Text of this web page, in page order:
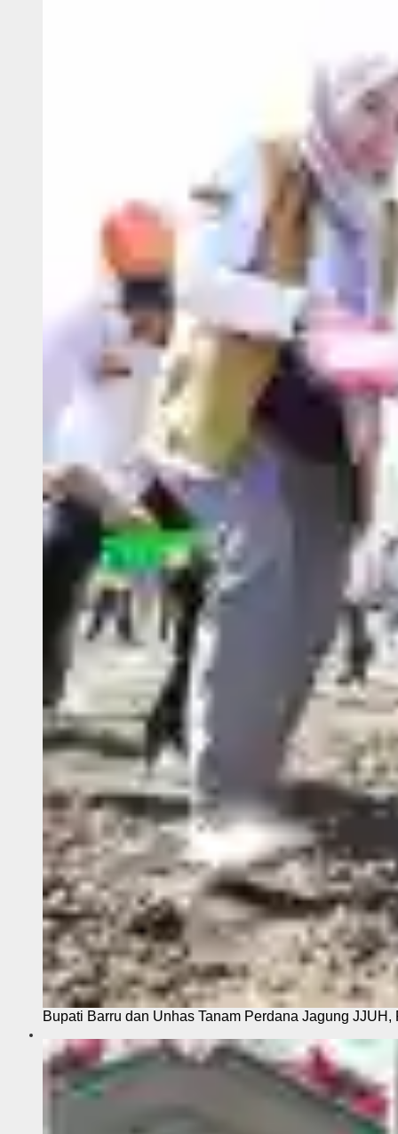
Bupati Barru dan Unhas Tanam Perdana Jagung